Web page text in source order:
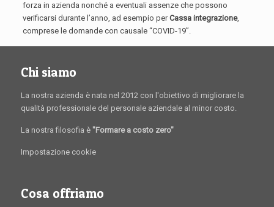
forza in azienda nonché a eventuali assenze che possono
verificarsi durante l’anno, ad esempio perCassa integrazione,
comprese le domande con causale “COVID-19”.
Chi siamo
La nostra azienda è nata nel 2012 con l'obiettivo di migliorare la
qualità professionale del personale aziendale al minor costo.
La nostra filosofia è "Formare a costo zero"
Impostazione cookie
Cosa offriamo